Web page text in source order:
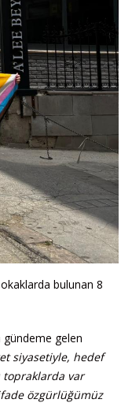
bulunan 8
gündeme gelen
siyasetiyle, hedef
topraklarda var
özgürlüğümüz